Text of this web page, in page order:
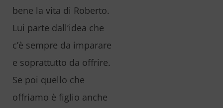
bene la vita di Roberto.
Lui parte dall’idea che
c’è sempre da imparare
e soprattutto da offrire.
Se poi quello che
offriamo è figlio anche